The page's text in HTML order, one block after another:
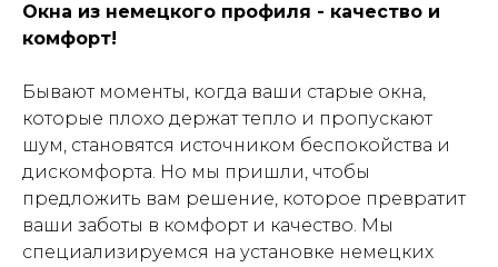
ЗАКАЖИ НЕМЕЦКИЕ
ПЛАСТИКОВЫЕ ОКНА
С ГАРАНТИЕЙ ДО 10
ЛЕТ
Окна из немецкого профиля - качество и
комфорт!
Бывают моменты, когда ваши старые окна,
которые плохо держат тепло и пропускают
шум, становятся источником беспокойства и
дискомфорта. Но мы пришли, чтобы
предложить вам решение, которое превратит
ваши заботы в комфорт и качество. Мы
специализируемся на установке немецких